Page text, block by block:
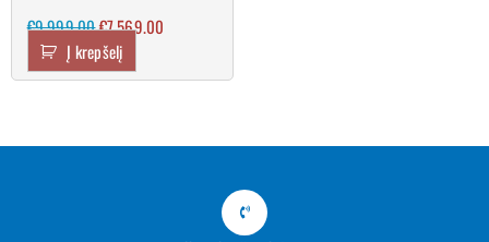
€9,999.00€7,569.00
Į krepšelį